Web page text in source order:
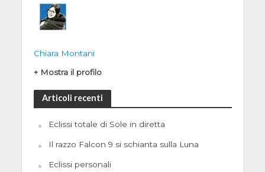
Chiara Montani
+ Mostra il profilo
Articoli recenti
Eclissi totale di Sole in diretta
Il razzo Falcon 9 si schianta sulla Luna
Eclissi personali